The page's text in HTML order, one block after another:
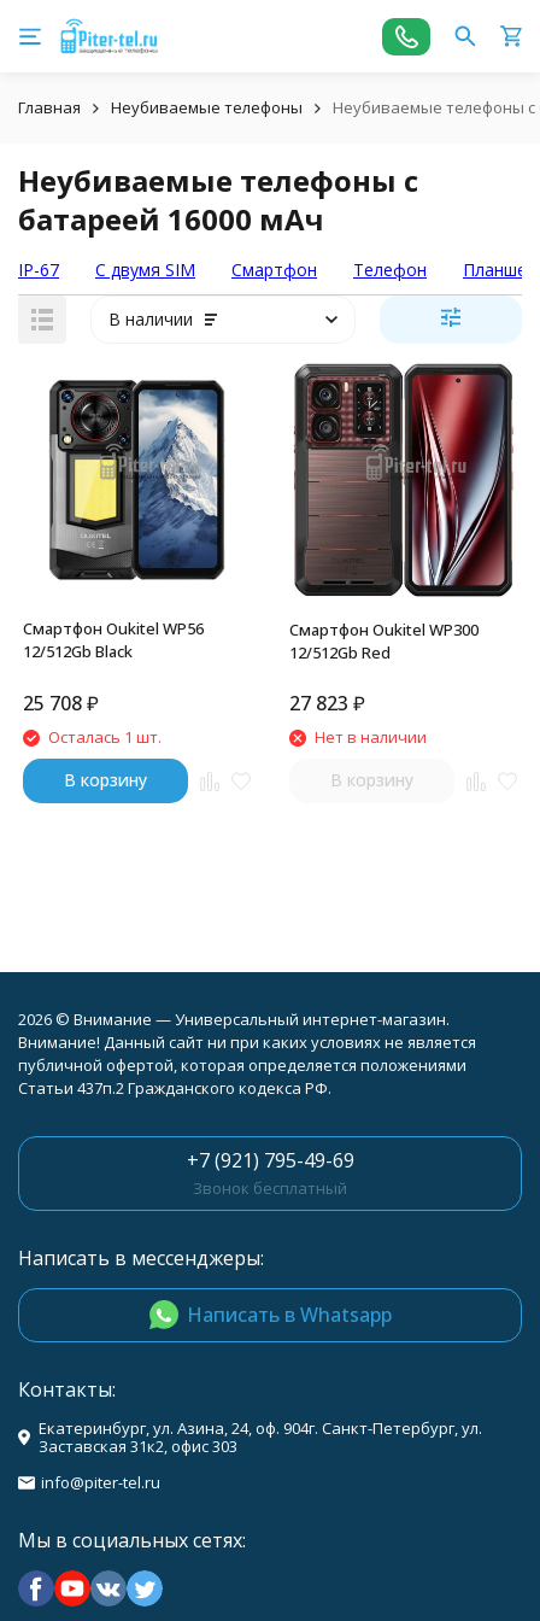
Главная Неубиваемые телефоны Неубиваемые телефоны с
Неубиваемые телефоны с
батареей 16000 мАч
IP-67 С двумя SIM Смартфон Телефон Планшет
В наличии
Смартфон Oukitel WP56
12/512Gb Black
25 708₽
Осталась 1 шт.
В корзину
Смартфон Oukitel WP300
12/512Gb Red
27 823 ₽
Нет в наличии
В корзину
2026 © Внимание — Универсальный интернет-магазин.
Внимание! Данный сайт ни при каких условиях не является
публичной офертой, которая определяется положениями
Статьи 437п.2 Гражданского кодекса РФ.
+7 (921) 795-49-69
Звонок бесплатный
Написать в мессенджеры:
Написать в Whatsapp
Контакты:
Екатеринбург, ул. Азина, 24, оф. 904г. Санкт-Петербург, ул.
Заставская 31к2, офис 303
info@piter-tel.ru
Мы в социальных сетях: